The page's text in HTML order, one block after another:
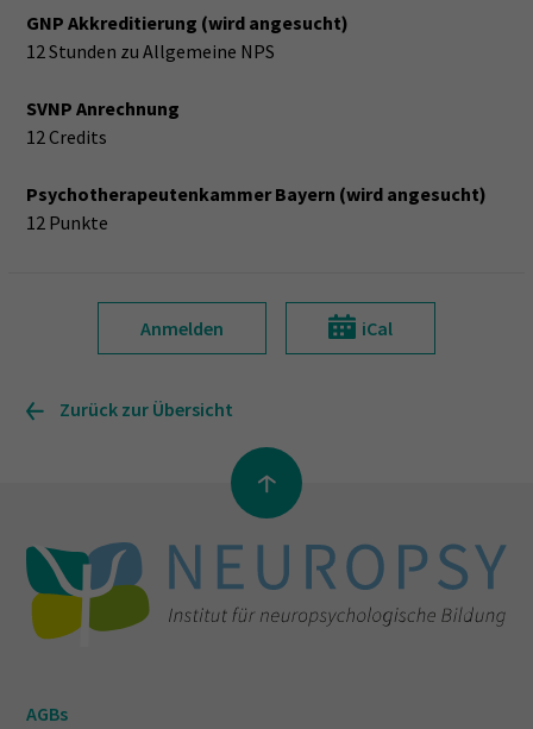
GNP Akkreditierung (wird angesucht)
12 Stunden zu Allgemeine NPS
SVNP Anrechnung
12 Credits
Psychotherapeutenkammer Bayern (wird angesucht)
12 Punkte
Anmelden iCal
Zurück zur Übersicht
AGBs